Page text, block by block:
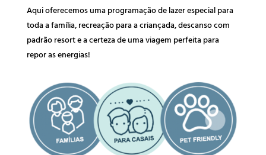
Aqui oferecemos uma programação de lazer especial para
toda a família, recreação para a criançada, descanso com
padrão resort e a certeza de uma viagem perfeita para
repor as energias!